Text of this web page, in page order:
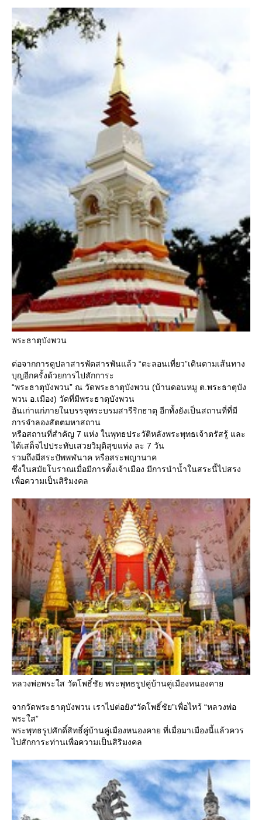
พระธาตุบังพวน
ต่อจากการดูปลาสารพัดสารพันแล้ว “ตะลอนเที่ยว”เดินตามเส้นทาง
บุญอีกครั้งด้วยการไปสักการะ
“พระธาตุบังพวน” ณ วัดพระธาตุบังพวน (บ้านดอนหมู ต.พระธาตุบัง
พวน อ.เมือง) วัดที่มีพระธาตุบังพวน
อันเก่าแก่ภายในบรรจุพระบรมสารีริกธาตุ อีกทั้งยังเป็นสถานที่ที่มี
การจำลองสัตตมหาสถาน
หรือสถานที่สำคัญ 7 แห่ง ในพุทธประวัติหลังพระพุทธเจ้าตรัสรู้ และ
ได้เสด็จไปประทับเสวยวิมุติสุขแห่ง ละ 7 วัน
รวมถึงมีสระปัพพฬนาค หรือสระพญานาค
ซึ่งในสมัยโบราณเมื่อมีการตั้งเจ้าเมือง มีการนำน้ำในสระนี้ไปสรง
เพื่อความเป็นสิริมงคล
หลวงพ่อพระใส วัดโพธิ์ชัย พระพุทธรูปคู่บ้านคู่เมืองหนองคา
จากวัดพระธาตุบังพวน เราไปต่อยัง“วัดโพธิ์ชัย”เพื่อไหว้ “หลวงพ่อ
พระใส”
พระพุทธรูปศักดิ์สิทธิ์คู่บ้านคู่เมืองหนองคาย ที่เมื่อมาเมืองนี้แล้วควร
ไปสักการะท่านเพื่อความเป็นสิริมงคล